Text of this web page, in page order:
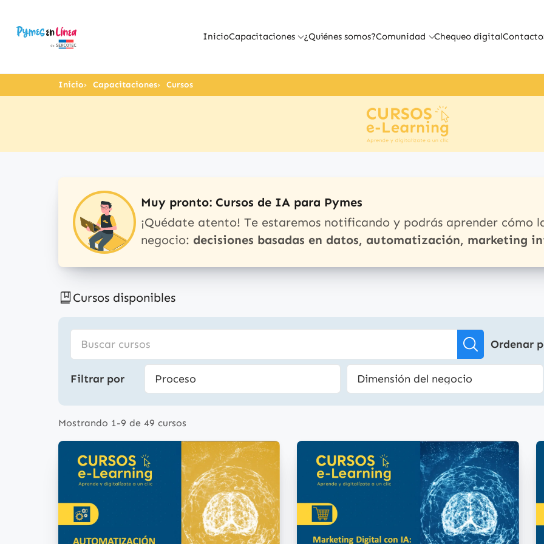
InicioCapacitaciones ¿Quiénes somos?Comunidad Chequeo digitalContacto
Inicio Capacitaciones Cursos
Muy pronto: Cursos de IA para Pymes
¡Quédate atento! Te estaremos notificando y podrás aprender cómo
negocio: decisiones basadas en datos, automatización, marketing
Cursos disponibles
Ordenar
Filtrar por
Mostrando 1-9 de 49 cursos